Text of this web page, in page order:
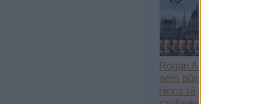
Rogán Antal
nem bűnözik,
nincs rá